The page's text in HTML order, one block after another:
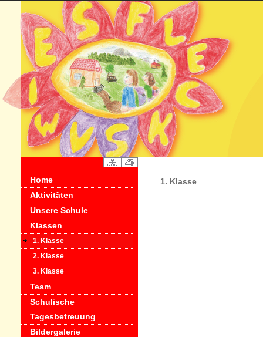
Home
Aktivitäten
Unsere Schule
Klassen
1. Klasse
2. Klasse
3. Klasse
Team
Schulische
Tagesbetreuung
Bildergalerie
1. Klasse